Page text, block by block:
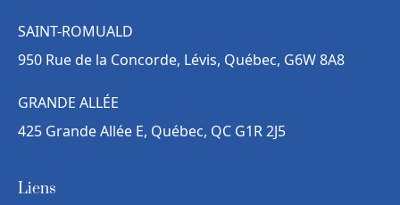
SAINT-ROMUALD
950 Rue de la Concorde, Lévis, Québec, G6W 8A8
GRANDE ALLÉE
425 Grande Allée E, Québec, QC G1R 2J5
Liens